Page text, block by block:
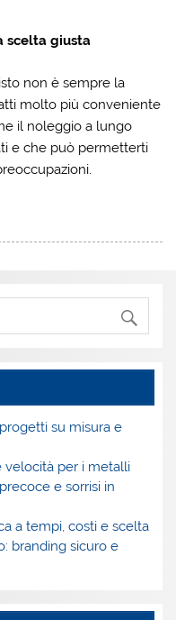
scelta giusta
non è sempre la
molto più conveniente
il noleggio a lungo
e che può permetterti
su misura e
velocità per i metalli
e sorrisi in
a tempi, costi e scelta
branding sicuro e